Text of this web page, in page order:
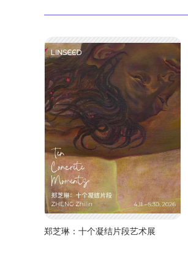
郑芝琳：十个凝结片段艺术展